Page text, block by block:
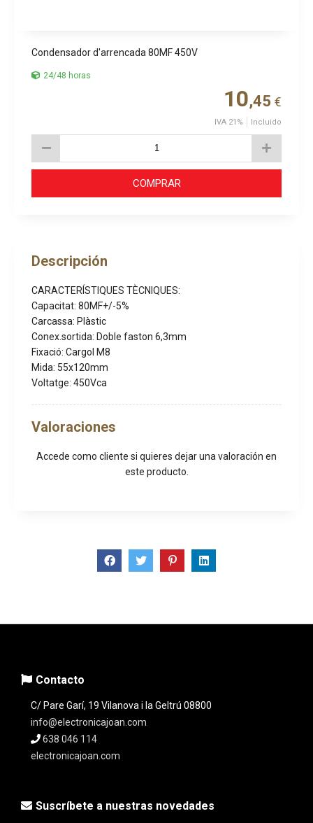
Condensador d'arrencada 80MF 450V
24/48 horas
10,45 €
IVA 21% Incluido
COMPRAR
Descripción
CARACTERÍSTIQUES TÈCNIQUES:
Capacitat: 80MF+/-5%
Carcassa: Plàstic
Conex.sortida: Doble faston 6,3mm
Fixació: Cargol M8
Mida: 55x120mm
Voltatge: 450Vca
Valoraciones
Accede como cliente si quieres dejar una valoración en
este producto.
Contacto
C/ Pare Garí, 19 Vilanova i la Geltrú 08800
info@electronicajoan.com
638 046 114
electronicajoan.com
Suscríbete a nuestras novedades